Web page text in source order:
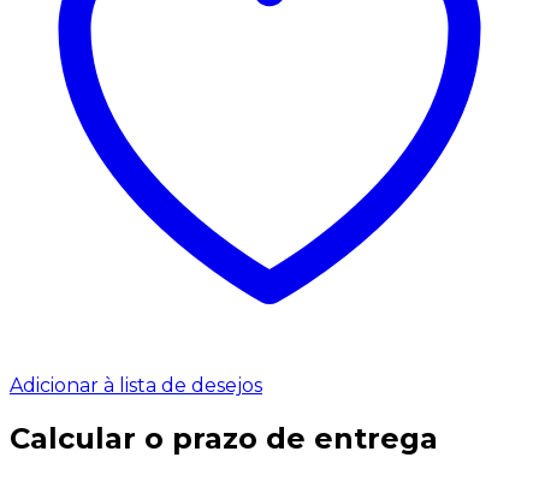
Adicionar à lista de desejos
Calcular o prazo de entrega